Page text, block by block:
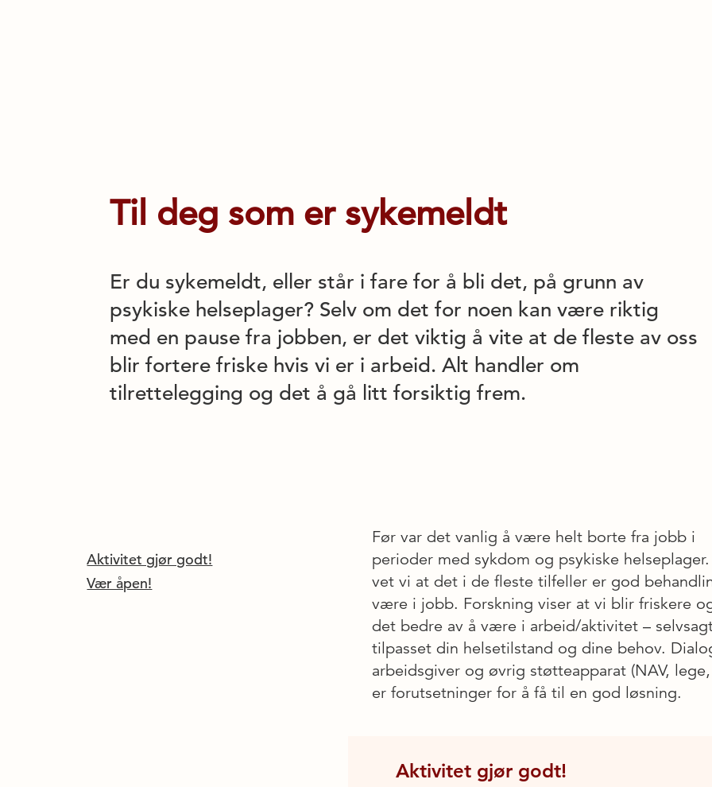
Til deg som er sykemeldt
Er du sykemeldt, eller står i fare for å bli det, på grunn av
psykiske helseplager? Selv om det for noen kan være riktig
med en pause fra jobben, er det viktig å vite at de fleste av oss
blir fortere friske hvis vi er i arbeid. Alt handler om
tilrettelegging og det å gå litt forsiktig frem.
Aktivitet gjør godt!
Vær åpen!
Før var det vanlig å være helt borte fra jobb i
perioder med sykdom og psykiske
vet vi at det i de fleste tilfeller er god
være i jobb. Forskning viser at vi blir friskere
det bedre av å være i arbeid/aktivitet –
tilpasset din helsetilstand og dine behov.
arbeidsgiver og øvrig støtteapparat (NAV,
er forutsetninger for å få til en god løsning.
Aktivitet gjør godt!